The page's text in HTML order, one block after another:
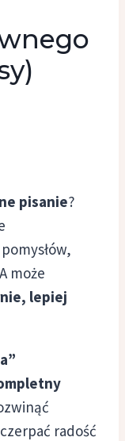
pisanie?
może
lepiej
radość